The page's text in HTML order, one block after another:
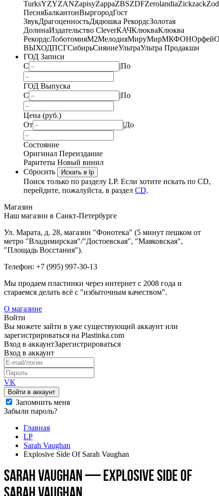
TurksYZYZANZapisyZappaZBSZDFZerolandiaZickzack
ПесняБалкантонВыргородГост
ЗвукДрагоценностьДядюшка РекордсЗолотая
ДолинаИздательство CleverКАЧКлюкваКлюква
РекордсЛоботомияМ2МелодияМируМирМКФОНОрфей
ВЫХОДПСГСибирьСияниеУльтраУльтра Продакшн
ГОД Записи
С
|По
ГОД Выпуска
С
|По
Цена (руб.)
От
|До
Состояние
Оригинал Переиздание
Раритеты Новый винил
Сбросить
Искать в lp
Поиск только по разделу LP. Если хотите искать по CD,
перейдите, пожалуйста, в раздел CD.
Магазин
Наш магазин в Санкт-Петербурге
Ул. Марата, д. 28, магазин "Фонотека" (5 минут пешком от
метро "Владимирская"/"Достоевская", "Маяковская",
"Площадь Восстания").
Телефон: +7 (995) 997-30-13
Мы продаем пластинки через интернет c 2008 года и
стараемся делать всё с "избыточным качеством".
О магазине
Войти
Вы можете зайти в уже существующий аккаунт или
зарегистрироваться на Plastinka.com
Вход в аккаунтЗарегистрироваться
Вход в аккаунт
VK
Войти в аккаунт
Запомнить меня
Забыли пароль?
Главная
LP
Sarah Vaughan
Explosive Side Of Sarah Vaughan
Sarah Vaughan — Explosive Side Of
Sarah Vaughan